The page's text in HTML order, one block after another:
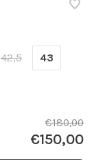
42,5
43
€180,00
€150,00